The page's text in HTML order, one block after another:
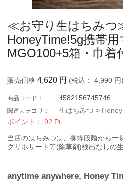
≪お守り生はちみ
HoneyTime!5g携帯
MGO100+5箱・巾着
販売価格 4,620 円 (税込： 4,990 円)
商品コード： 4582156745746
関連カテゴリ： 生はちみつ >
ポイント： 92 Pt
当店のはちみつは、養蜂段階から一
グリホサート等(除草剤)検出なしの
anytime anywhere, Honey